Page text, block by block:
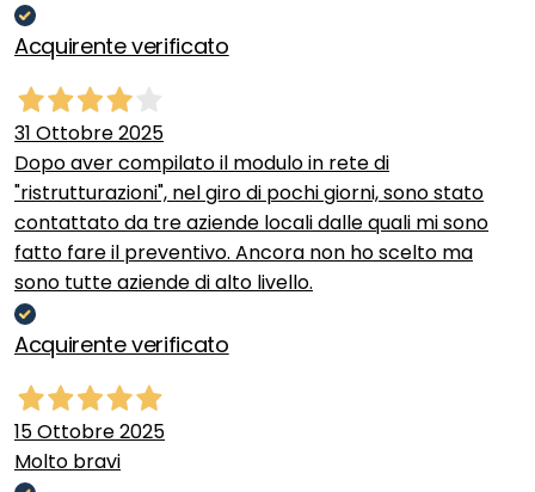
Acquirente verificato
31 Ottobre 2025
Dopo aver compilato il modulo in rete di
"ristrutturazioni", nel giro di pochi giorni, sono stato
contattato da tre aziende locali dalle quali mi sono
fatto fare il preventivo. Ancora non ho scelto ma
sono tutte aziende di alto livello.
Acquirente verificato
15 Ottobre 2025
Molto bravi